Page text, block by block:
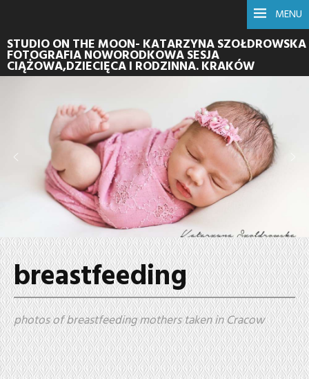
MENU
STUDIO ON THE MOON- KATARZYNA SZOŁDROWSKA
FOTOGRAFIA NOWORODKOWA SESJA
CIĄŻOWA,DZIECIĘCA I RODZINNA. KRAKÓW
breastfeeding
photos of breastfeeding mothers taken in Cracow